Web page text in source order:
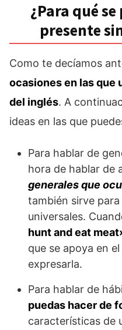
¿Para qué
presente
Como te decíamos
ocasiones en las que
del inglés. A
ideas en las que
Para hablar de
hora de hablar de
generales que
también sirve
universales.
hunt and eat
que se apoya en
expresarla.
Para hablar de
puedas hacer de
características de